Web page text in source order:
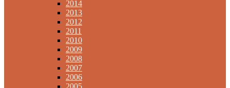
2014
2013
2012
2011
2010
2009
2008
2007
2006
2005